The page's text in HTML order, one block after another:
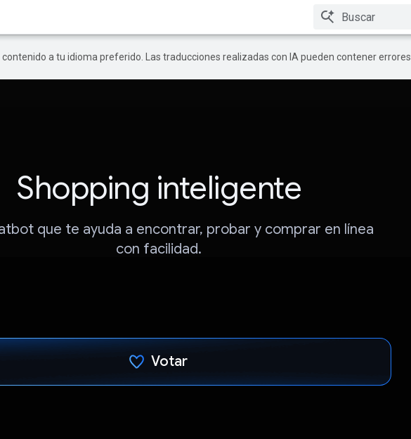
a tu idioma preferido. Las traducciones realizadas con IA pueden contener errores.
Shopping inteligente
que te ayuda a encontrar, probar y comprar en línea
con facilidad.
Votar